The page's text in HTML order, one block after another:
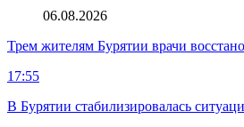
06.08.2026
Трем жителям Бурятии врачи
17:55
В Бурятии стабилизировалась